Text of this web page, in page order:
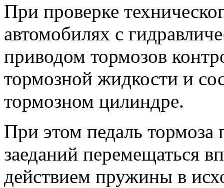
При проверке
автомобилях с
приводом тормозов
тормозной жидкости и
тормозном цилиндре.
При этом педаль
заеданий перемещаться
действием пружины в